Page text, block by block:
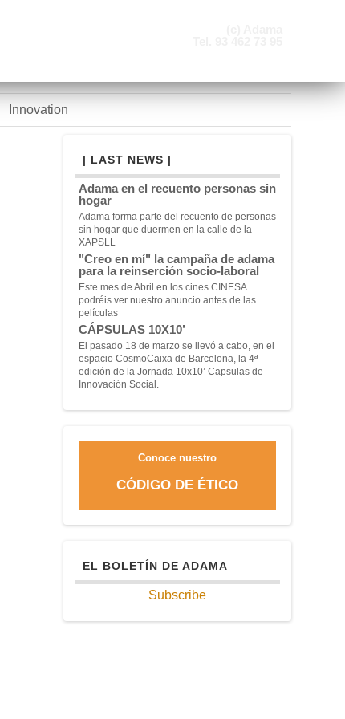
Innovation
| LAST NEWS |
Adama en el recuento personas sin
hogar
Adama forma parte del recuento de personas
sin hogar que duermen en la calle de la
XAPSLL
"Creo en mí" la campaña de adama
para la reinserción socio-laboral
Este mes de Abril en los cines CINESA
podréis ver nuestro anuncio antes de las
películas
CÁPSULAS 10X10’
El pasado 18 de marzo se llevó a cabo, en el
espacio CosmoCaixa de Barcelona, la 4ª
edición de la Jornada 10x10’ Capsulas de
Innovación Social.
Conoce nuestro
CÓDIGO DE ÉTICO
EL BOLETÍN DE ADAMA
Subscribe